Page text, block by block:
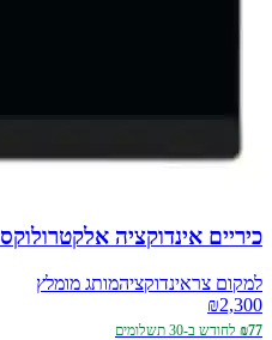
כיריים אינדוקציה אלקטרולוקס Electrolux EIV644 60 ס"מ
למקום צראינדוקציהמותג מומלץ
₪2,300
₪77 לחודש ב-30 תשלומים